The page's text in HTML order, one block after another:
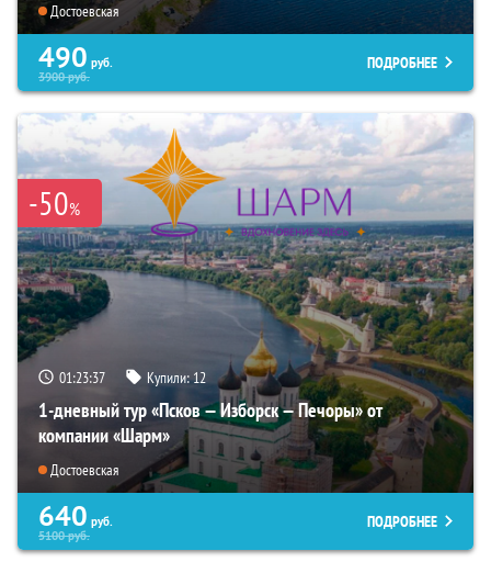
Достоевская
490 руб.
3900руб.
ПОДРОБНЕЕ
-50%
01:23:35 Купили:12
1-дневный тур «Псков — Изборск — Печоры» от
компании «Шарм»
Достоевская
640 руб.
5100руб.
ПОДРОБНЕЕ